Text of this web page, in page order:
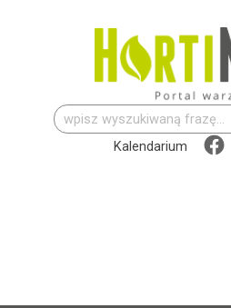
Szukaj:
Kalendarium